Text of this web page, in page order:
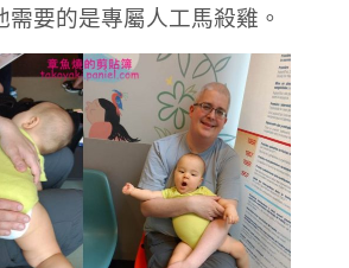
要的是專屬人工馬殺雞。